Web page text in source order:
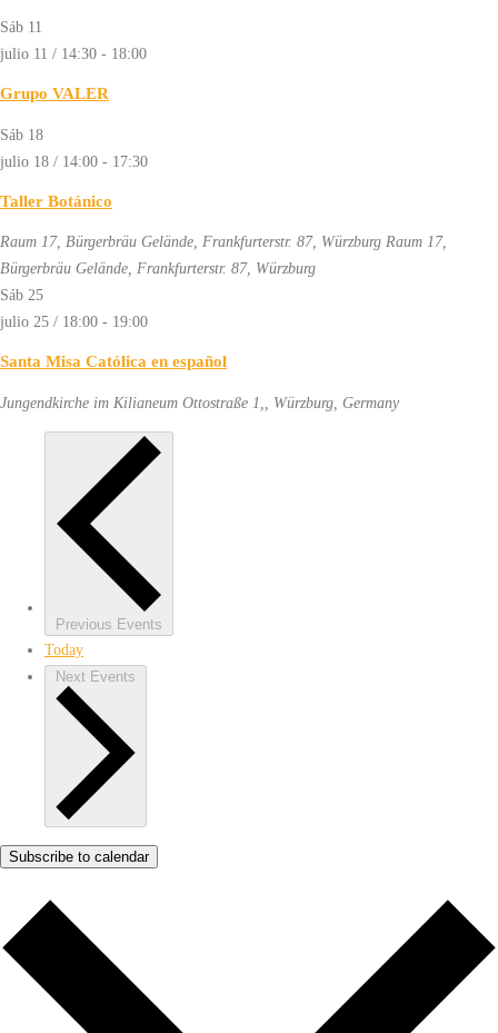
Sáb 11
julio 11 / 14:30 - 18:00
Grupo VALER
Sáb 18
julio 18 / 14:00 - 17:30
Taller Botánico
Raum 17, Bürgerbräu Gelände, Frankfurterstr. 87, Würzburg Raum 17,
Bürgerbräu Gelände, Frankfurterstr. 87, Würzburg
Sáb 25
julio 25 / 18:00 - 19:00
Santa Misa Católica en español
Jungendkirche im Kilianeum Ottostraße 1,, Würzburg, Germany
Previous Events
Today
Next Events
Subscribe to calendar